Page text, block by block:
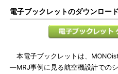
電子ブックレットのダウンロー
本電子ブックレットは、
―MRJ事例に見る航空機設計での